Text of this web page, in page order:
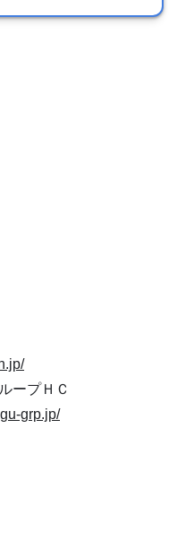
ープＨＣ
grp.jp/